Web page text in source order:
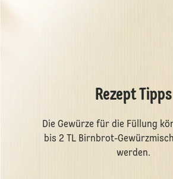
Rezept Tipps
Die Gewürze für die Füllung
bis 2 TL Birnbrot-
werden.